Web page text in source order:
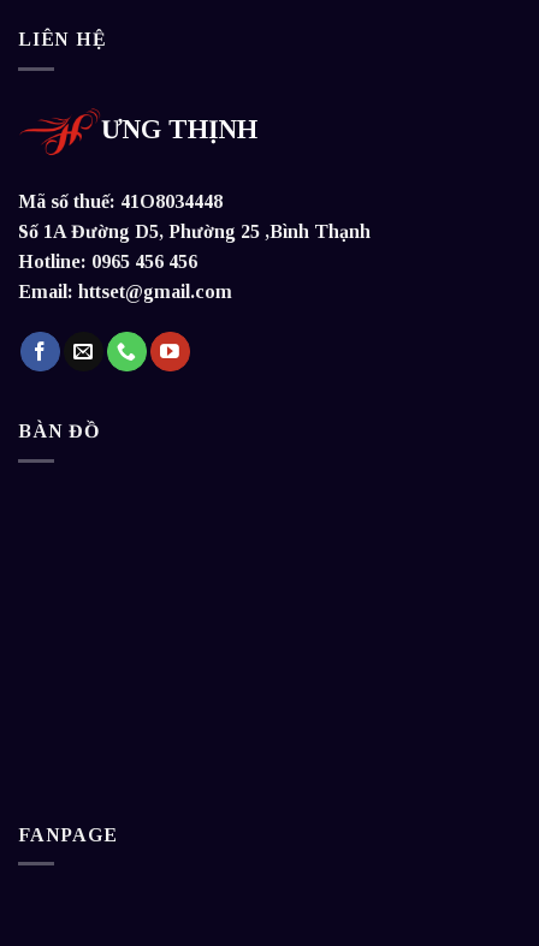
LIÊN HỆ
ƯNG THỊNH
Mã số thuế: 41O8034448
Số 1A Đường D5, Phường 25 ,Bình Thạnh
Hotline: 0965 456 456
Email: httset@gmail.com
BÀN ĐỒ
FANPAGE